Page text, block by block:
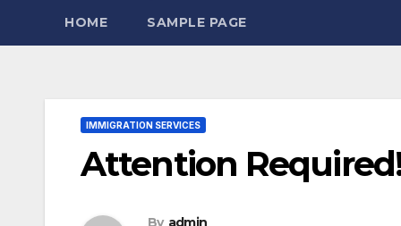
HOME SAMPLE PAGE
IMMIGRATION SERVICES
Attention
By admin